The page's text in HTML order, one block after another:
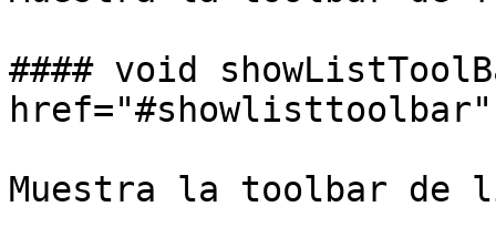
#### void
Muestra la toolbar de